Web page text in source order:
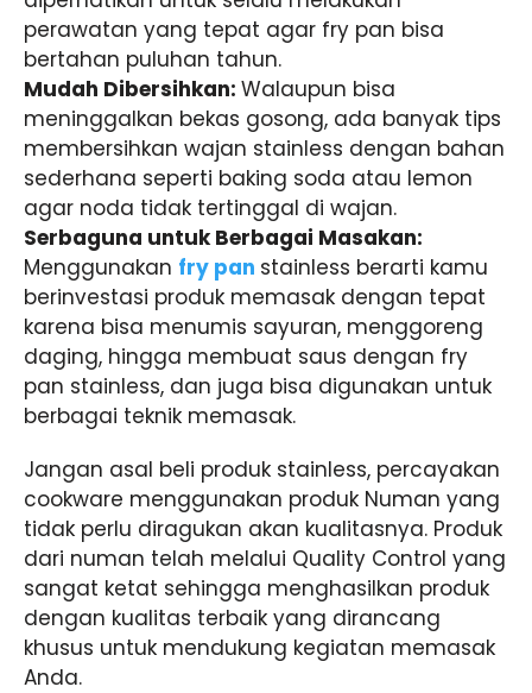
perawatan yang tepat agar fry pan bisa
bertahan puluhan tahun.
Mudah Dibersihkan: Walaupun bisa
meninggalkan bekas gosong, ada banyak tips
membersihkan wajan stainless dengan bahan
sederhana seperti baking soda atau lemon
agar noda tidak tertinggal di wajan.
Serbaguna untuk Berbagai Masakan:
Menggunakan fry pan stainless berarti kamu
berinvestasi produk memasak dengan tepat
karena bisa menumis sayuran, menggoreng
daging, hingga membuat saus dengan fry
pan stainless, dan juga bisa digunakan untuk
berbagai teknik memasak.
Jangan asal beli produk stainless, percayakan
cookware menggunakan produk Numan yang
tidak perlu diragukan akan kualitasnya. Produk
dari numan telah melalui Quality Control yang
sangat ketat sehingga menghasilkan produk
dengan kualitas terbaik yang dirancang
khusus untuk mendukung kegiatan memasak
Anda.